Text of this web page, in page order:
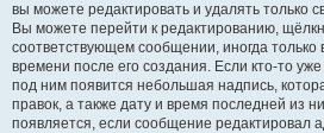
вы можете редактировать и удалять только
Вы можете перейти к редактированию,
соответствующем сообщении, иногда только
времени после его создания. Если кто-то
под ним появится небольшая надпись,
правок, а также дату и время последней из
появляется, если сообщение редактировал